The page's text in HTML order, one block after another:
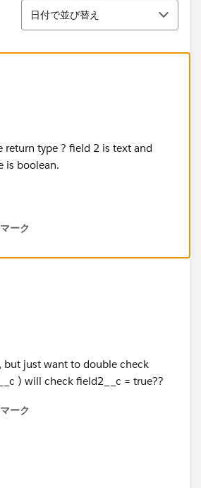
並び替え
日付で並び替え
return type ? field 2 is text and
is boolean.
ーク
but just want to double check
) will check field2__c = true??
ーク